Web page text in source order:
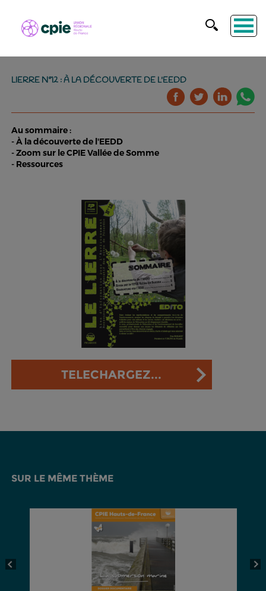
LIERRE N°12 : À LA DÉCOUVERTE DE L'EEDD
Au sommaire :
- À la découverte de l'EEDD
- Zoom sur le CPIE Vallée de Somme
- Ressources
TELECHARGEZ...
SUR LE MÊME THÈME